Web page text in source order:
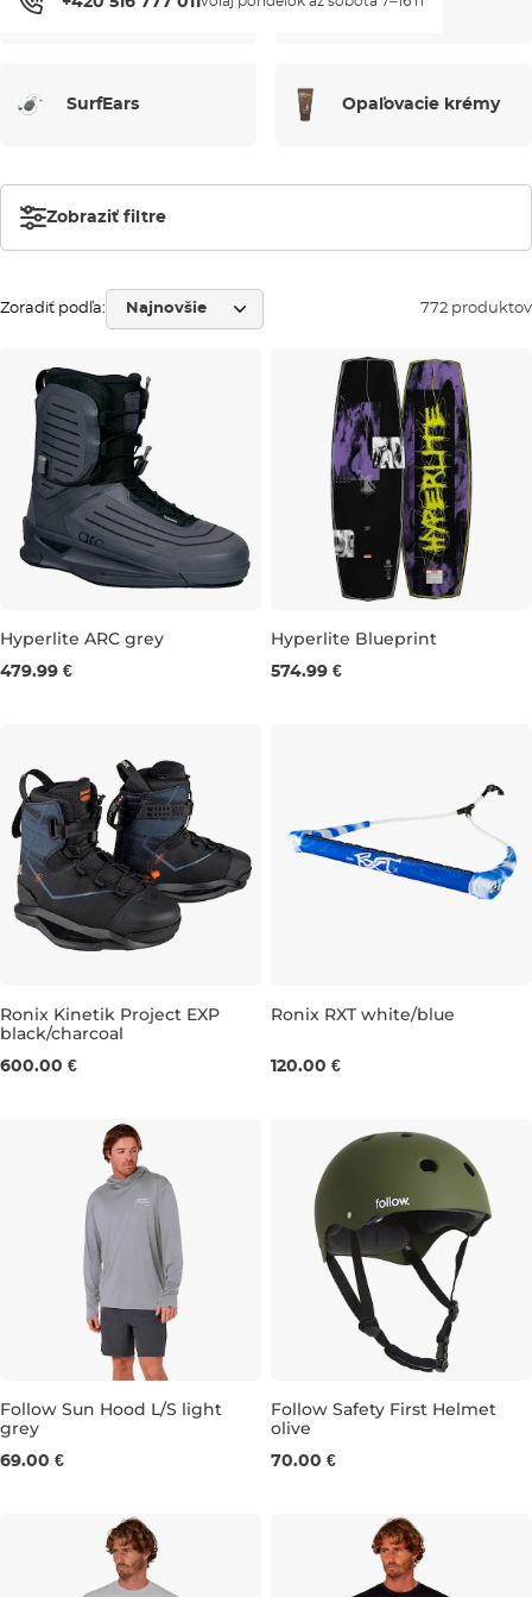
SurfEars Opaľovacie krémy
Zobraziť filtre
Zoradiť podľa: 772 produktov
Hyperlite ARC grey
479.99 €
Hyperlite Blueprint
574.99 €
UK 7 UK 8 UK 12-13
Ronix Kinetik Project EXP
black/charcoal
600.00 €
Ronix RXT white/blue
120.00 €
S XL
Follow Sun Hood L/S light
grey
69.00 € XS M
Follow Safety First Helmet
olive
70.00 €